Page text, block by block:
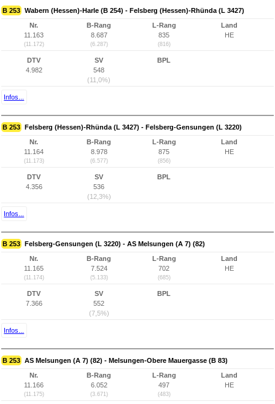
B 253 Wabern (Hessen)-Harle (B 254) - Felsberg (Hessen)-Rhünda (L 3427)
Nr.
11.163
(11.172)
B-Rang
8.687
(6.287)
L-Rang
835
(816)
Land
HE
DTV
4.982
SV
548
(11,0%)
BPL
Infos...
B 253 Felsberg (Hessen)-Rhünda (L 3427) - Felsberg-Gensungen (L 3220)
Nr.
11.164
(11.173)
B-Rang
8.978
(6.577)
L-Rang
875
(856)
Land
HE
DTV
4.356
SV
536
(12,3%)
BPL
Infos...
B 253 Felsberg-Gensungen (L 3220) - AS Melsungen (A 7) (82)
Nr.
11.165
(11.174)
B-Rang
7.524
(5.133)
L-Rang
702
(685)
Land
HE
DTV
7.366
SV
552
(7,5%)
BPL
Infos...
B 253 AS Melsungen (A 7) (82) - Melsungen-Obere Mauergasse (B 83)
Nr.
11.166
(11.175)
B-Rang
6.052
(3.671)
L-Rang
497
(483)
Land
HE